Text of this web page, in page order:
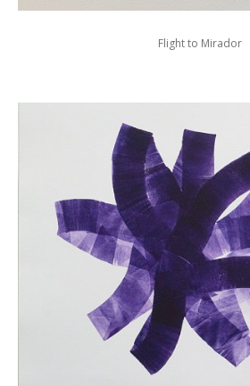
Flight to Mirador